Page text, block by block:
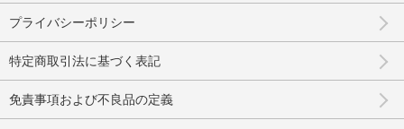
プライバシーポリシー
特定商取引法に基づく表記
免責事項および不良品の定義